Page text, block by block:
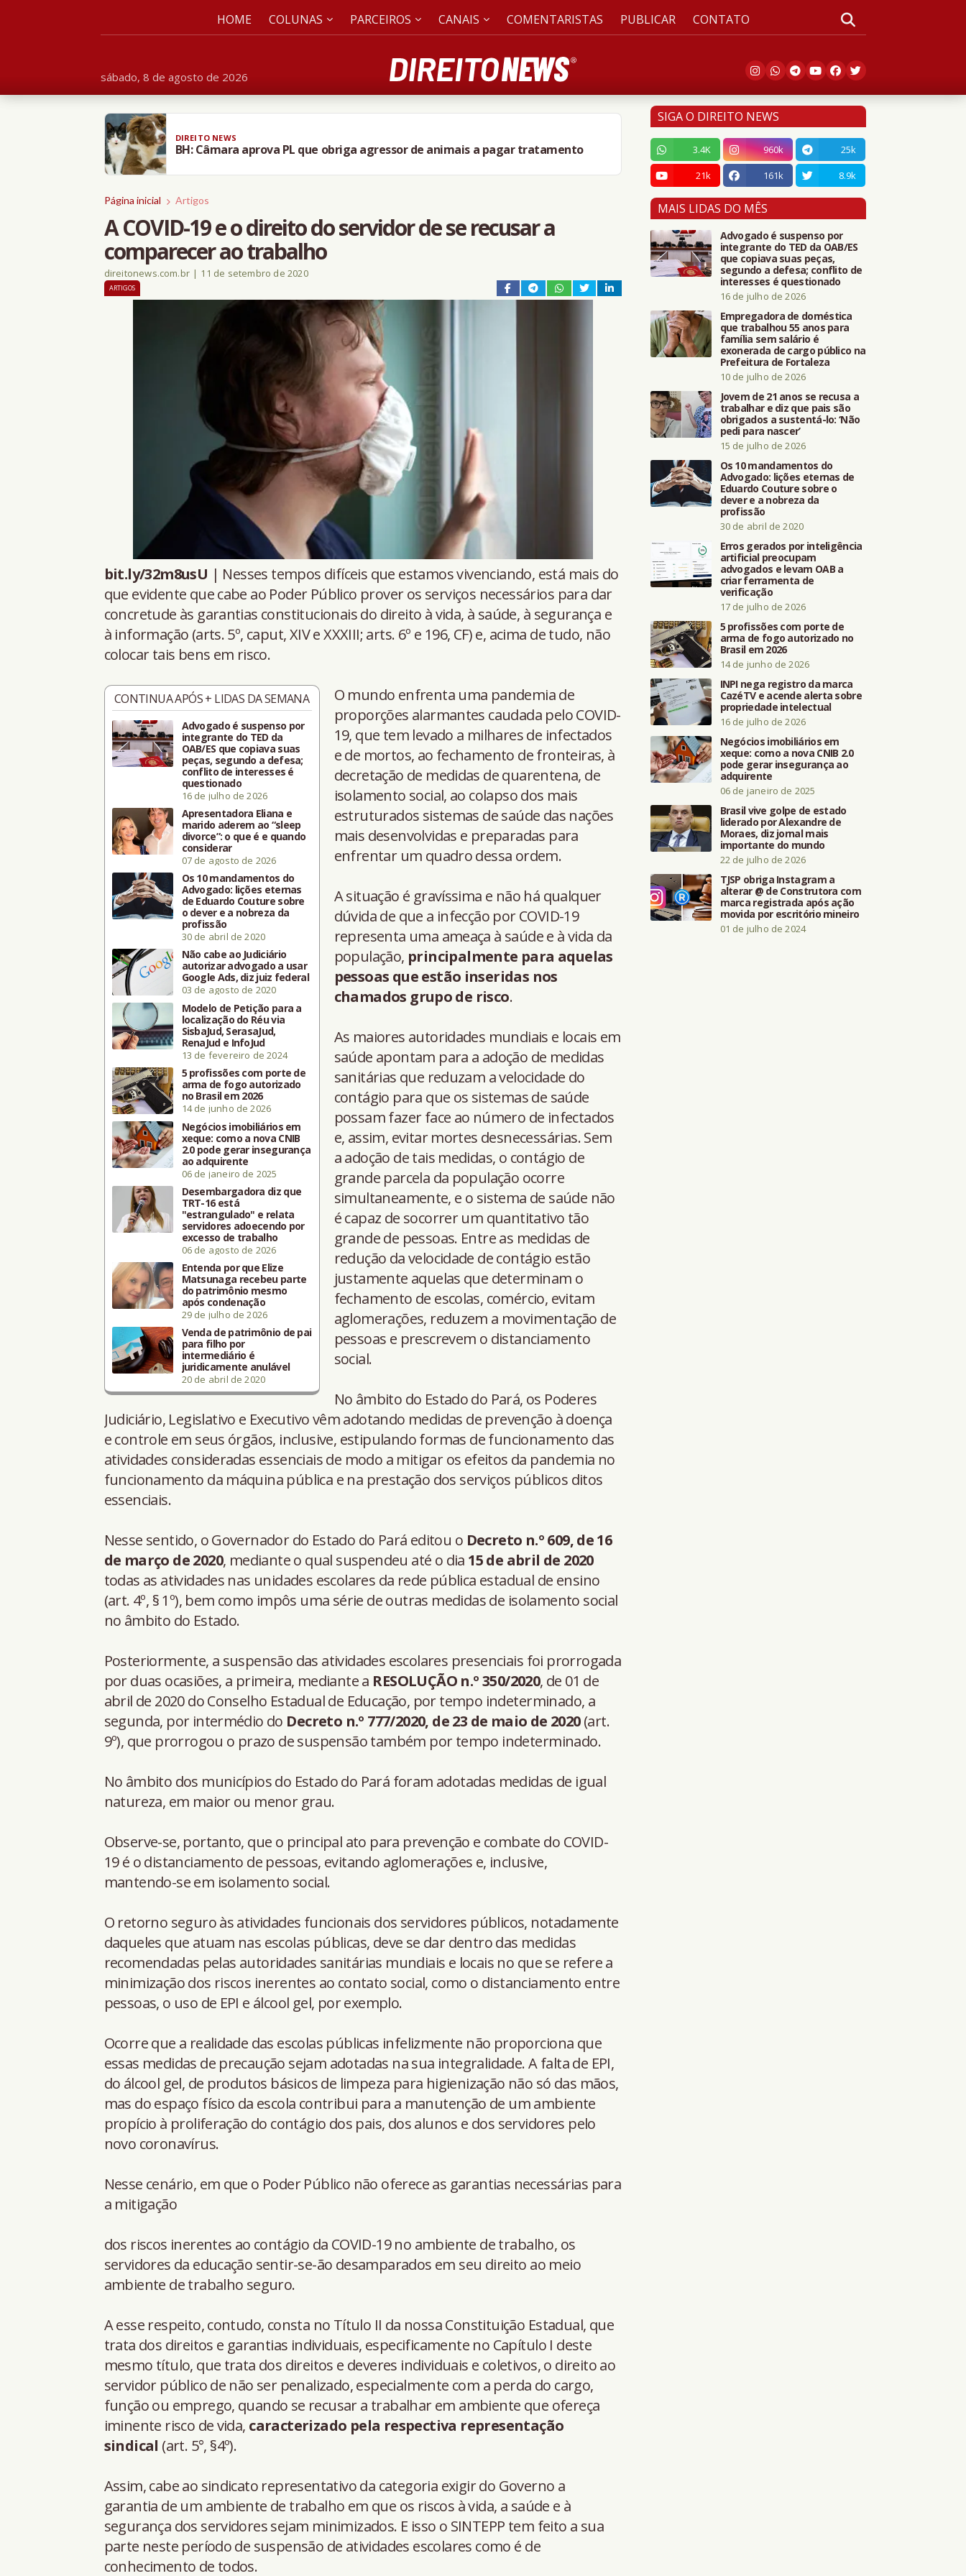
sábado, 8 de agosto de 2026
HOME COLUNAS PARCEIROS CANAIS COMENTARISTAS PUBLICAR CONTATO
DIREITO NEWS
BH: Câmara aprova PL que obriga agressor de animais a pagar tratamento
Página inicial Artigos
A COVID-19 e o direito do servidor de se recusar a
comparecer ao trabalho
direitonews.com.br | 11 de setembro de 2020
ARTIGOS
bit.ly/32m8usU | Nesses tempos difíceis que estamos vivenciando, está mais do
que evidente que cabe ao Poder Público prover os serviços necessários para dar
concretude às garantias constitucionais do direito à vida, à saúde, à segurança e
à informação (arts. 5º, caput, XIV e XXXIII; arts. 6º e 196, CF) e, acima de tudo, não
colocar tais bens em risco.
CONTINUA APÓS + LIDAS DA SEMANA
Advogado é suspenso por
integrante do TED da
OAB/ES que copiava suas
peças, segundo a defesa;
conflito de interesses é
questionado
16 de julho de 2026
Apresentadora Eliana e
marido aderem ao “sleep
divorce”: o que é e quando
considerar
07 de agosto de 2026
Os 10 mandamentos do
Advogado: lições eternas
de Eduardo Couture sobre
o dever e a nobreza da
profissão
30 de abril de 2020
Não cabe ao Judiciário
autorizar advogado a usar
Google Ads, diz juiz federal
03 de agosto de 2020
Modelo de Petição para a
localização do Réu via
SisbaJud, SerasaJud,
RenaJud e InfoJud
13 de fevereiro de 2024
5 profissões com porte de
arma de fogo autorizado
no Brasil em 2026
14 de junho de 2026
Negócios imobiliários em
xeque: como a nova CNIB
2.0 pode gerar insegurança
ao adquirente
06 de janeiro de 2025
Desembargadora diz que
TRT-16 está
"estrangulado" e relata
servidores adoecendo por
excesso de trabalho
06 de agosto de 2026
Entenda por que Elize
Matsunaga recebeu parte
do patrimônio mesmo
após condenação
29 de julho de 2026
Venda de patrimônio de pai
para filho por
intermediário é
juridicamente anulável
20 de abril de 2020
O mundo enfrenta uma pandemia de
proporções alarmantes caudada pelo COVID-
19, que tem levado a milhares de infectados
e de mortos, ao fechamento de fronteiras, à
decretação de medidas de quarentena, de
isolamento social, ao colapso dos mais
estruturados sistemas de saúde das nações
mais desenvolvidas e preparadas para
enfrentar um quadro dessa ordem.
A situação é gravíssima e não há qualquer
dúvida de que a infecção por COVID-19
representa uma ameaça à saúde e à vida da
população, principalmente para aquelas
pessoas que estão inseridas nos
chamados grupo de risco.
As maiores autoridades mundiais e locais em
saúde apontam para a adoção de medidas
sanitárias que reduzam a velocidade do
contágio para que os sistemas de saúde
possam fazer face ao número de infectados
e, assim, evitar mortes desnecessárias. Sem
a adoção de tais medidas, o contágio de
grande parcela da população ocorre
simultaneamente, e o sistema de saúde não
é capaz de socorrer um quantitativo tão
grande de pessoas. Entre as medidas de
redução da velocidade de contágio estão
justamente aquelas que determinam o
fechamento de escolas, comércio, evitam
aglomerações, reduzem a movimentação de
pessoas e prescrevem o distanciamento
social.
No âmbito do Estado do Pará, os Poderes
Judiciário, Legislativo e Executivo vêm adotando medidas de prevenção à doença
e controle em seus órgãos, inclusive, estipulando formas de funcionamento das
atividades consideradas essenciais de modo a mitigar os efeitos da pandemia no
funcionamento da máquina pública e na prestação dos serviços públicos ditos
essenciais.
Nesse sentido, o Governador do Estado do Pará editou o Decreto n.º 609, de 16
de março de 2020, mediante o qual suspendeu até o dia 15 de abril de 2020
todas as atividades nas unidades escolares da rede pública estadual de ensino
(art. 4º, § 1º), bem como impôs uma série de outras medidas de isolamento social
no âmbito do Estado.
Posteriormente, a suspensão das atividades escolares presenciais foi prorrogada
por duas ocasiões, a primeira, mediante a RESOLUÇÃO n.º 350/2020, de 01 de
abril de 2020 do Conselho Estadual de Educação, por tempo indeterminado, a
segunda, por intermédio do Decreto n.º 777/2020, de 23 de maio de 2020(art.
9º), que prorrogou o prazo de suspensão também por tempo indeterminado.
No âmbito dos municípios do Estado do Pará foram adotadas medidas de igual
natureza, em maior ou menor grau.
Observe-se, portanto, que o principal ato para prevenção e combate do COVID-
19 é o distanciamento de pessoas, evitando aglomerações e, inclusive,
mantendo-se em isolamento social.
O retorno seguro às atividades funcionais dos servidores públicos, notadamente
daqueles que atuam nas escolas públicas, deve se dar dentro das medidas
recomendadas pelas autoridades sanitárias mundiais e locais no que se refere a
minimização dos riscos inerentes ao contato social, como o distanciamento entre
pessoas, o uso de EPI e álcool gel, por exemplo.
Ocorre que a realidade das escolas públicas infelizmente não proporciona que
essas medidas de precaução sejam adotadas na sua integralidade. A falta de EPI,
do álcool gel, de produtos básicos de limpeza para higienização não só das mãos,
mas do espaço físico da escola contribui para a manutenção de um ambiente
propício à proliferação do contágio dos pais, dos alunos e dos servidores pelo
novo coronavírus.
Nesse cenário, em que o Poder Público não oferece as garantias necessárias para
a mitigação
dos riscos inerentes ao contágio da COVID-19 no ambiente de trabalho, os
servidores da educação sentir-se-ão desamparados em seu direito ao meio
ambiente de trabalho seguro.
A esse respeito, contudo, consta no Título II da nossa Constituição Estadual, que
trata dos direitos e garantias individuais, especificamente no Capítulo I deste
mesmo título, que trata dos direitos e deveres individuais e coletivos, o direito ao
servidor público de não ser penalizado, especialmente com a perda do cargo,
função ou emprego, quando se recusar a trabalhar em ambiente que ofereça
iminente risco de vida, caracterizado pela respectiva representação
sindical (art. 5°, §4º).
Assim, cabe ao sindicato representativo da categoria exigir do Governo a
garantia de um ambiente de trabalho em que os riscos à vida, a saúde e à
segurança dos servidores sejam minimizados. E isso o SINTEPP tem feito a sua
parte neste período de suspensão de atividades escolares como é de
conhecimento de todos.
SIGA O DIREITO NEWS
3.4K 960k
25k
21k
161k 8.9k
MAIS LIDAS DO MÊS
Advogado é suspenso por
integrante do TED da OAB/ES
que copiava suas peças,
segundo a defesa; conflito de
interesses é questionado
16 de julho de 2026
Empregadora de doméstica
que trabalhou 55 anos para
família sem salário é
exonerada de cargo público na
Prefeitura de Fortaleza
10 de julho de 2026
Jovem de 21 anos se recusa a
trabalhar e diz que pais são
obrigados a sustentá-lo: ‘Não
pedi para nascer’
15 de julho de 2026
Os 10 mandamentos do
Advogado: lições eternas de
Eduardo Couture sobre o
dever e a nobreza da
profissão
30 de abril de 2020
Erros gerados por inteligência
artificial preocupam
advogados e levam OAB a
criar ferramenta de
verificação
17 de julho de 2026
5 profissões com porte de
arma de fogo autorizado no
Brasil em 2026
14 de junho de 2026
INPI nega registro da marca
CazéTV e acende alerta sobre
propriedade intelectual
16 de julho de 2026
Negócios imobiliários em
xeque: como a nova CNIB 2.0
pode gerar insegurança ao
adquirente
06 de janeiro de 2025
Brasil vive golpe de estado
liderado por Alexandre de
Moraes, diz jornal mais
importante do mundo
22 de julho de 2026
TJSP obriga Instagram a
alterar @ de Construtora com
marca registrada após ação
movida por escritório mineiro
01 de julho de 2024